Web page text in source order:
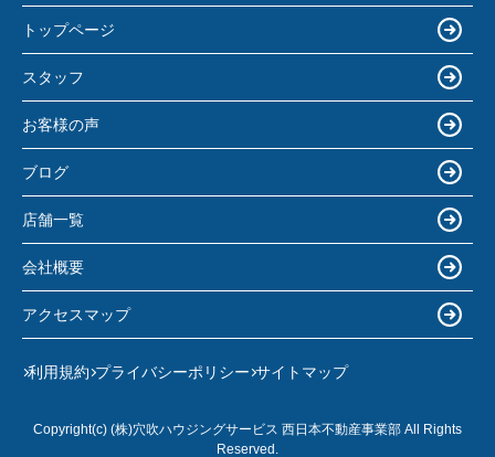
トップページ
スタッフ
お客様の声
ブログ
店舗一覧
会社概要
アクセスマップ
利用規約 プライバシーポリシー サイトマップ
Copyright(c) (株)穴吹ハウジングサービス 西日本不動産事業部 All Rights
Reserved.